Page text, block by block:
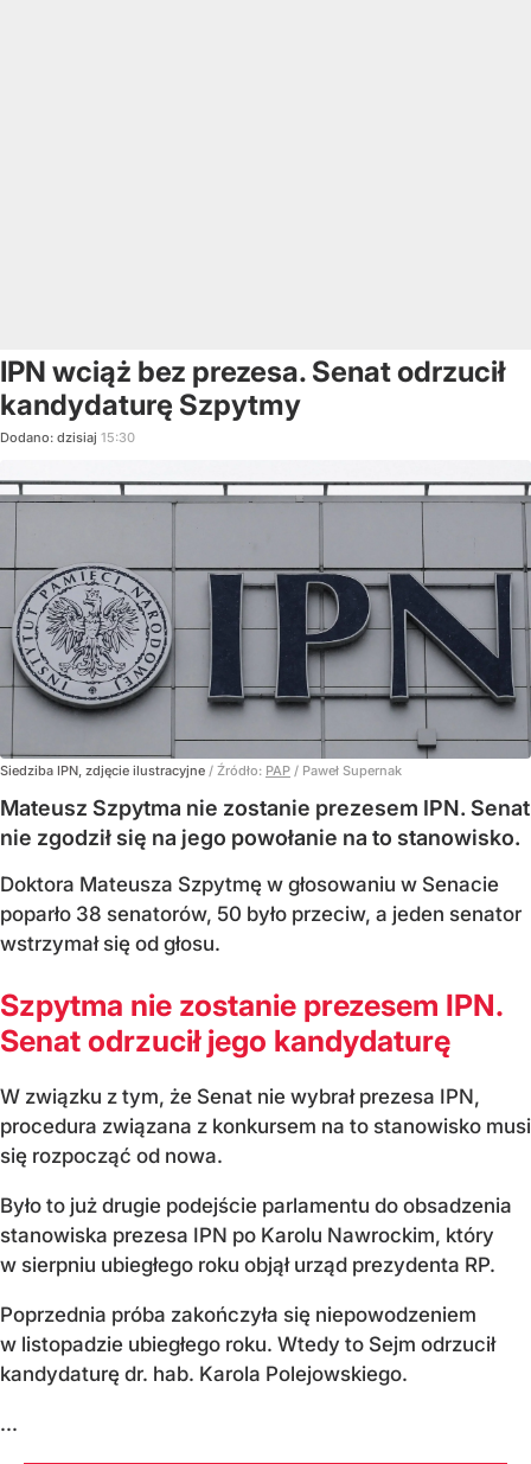
IPN wciąż bez prezesa. Senat odrzucił
kandydaturę Szpytmy
Dodano: dzisiaj 15:30
Siedziba IPN, zdjęcie ilustracyjne / Źródło: PAP / Paweł Supernak
Mateusz Szpytma nie zostanie prezesem IPN. Senat
nie zgodził się na jego powołanie na to stanowisko.
Doktora Mateusza Szpytmę w głosowaniu w Senacie
poparło 38 senatorów, 50 było przeciw, a jeden senator
wstrzymał się od głosu.
Szpytma nie zostanie prezesem IPN.
Senat odrzucił jego kandydaturę
W związku z tym, że Senat nie wybrał prezesa IPN,
procedura związana z konkursem na to stanowisko musi
się rozpocząć od nowa.
Było to już drugie podejście parlamentu do obsadzenia
stanowiska prezesa IPN po Karolu Nawrockim, który
w sierpniu ubiegłego roku objął urząd prezydenta RP.
Poprzednia próba zakończyła się niepowodzeniem
w listopadzie ubiegłego roku. Wtedy to Sejm odrzucił
kandydaturę dr. hab. Karola Polejowskiego.
...